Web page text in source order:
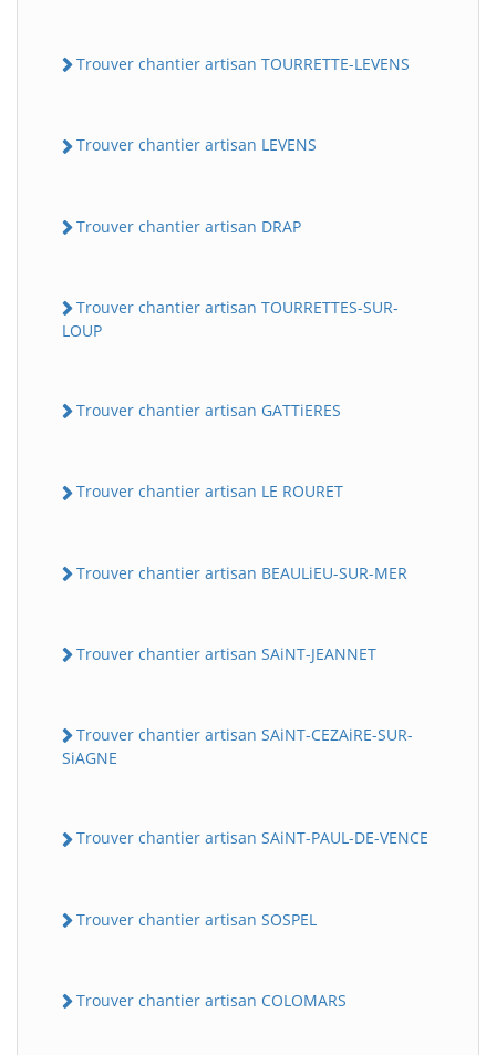
Trouver chantier artisan TOURRETTE-LEVENS
Trouver chantier artisan LEVENS
Trouver chantier artisan DRAP
Trouver chantier artisan TOURRETTES-SUR-
LOUP
Trouver chantier artisan GATTiERES
Trouver chantier artisan LE ROURET
Trouver chantier artisan BEAULiEU-SUR-MER
Trouver chantier artisan SAiNT-JEANNET
Trouver chantier artisan SAiNT-CEZAiRE-SUR-
SiAGNE
Trouver chantier artisan SAiNT-PAUL-DE-VENCE
Trouver chantier artisan SOSPEL
Trouver chantier artisan COLOMARS